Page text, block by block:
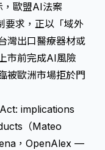
，歐盟AI法案
要求，正以「域外
灣出口醫療器材或
市前完成AI風險
被歐洲市場拒於門
implications
（Mateo
，OpenAlex —